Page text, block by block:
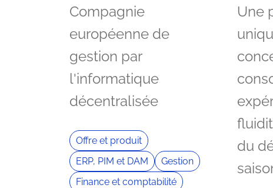
Compagnie
européenne de
gestion par
l'informatique
décentralisée
Offre et produit
ERP, PIM et DAM
Gestion
Finance et comptabilité
Une
du